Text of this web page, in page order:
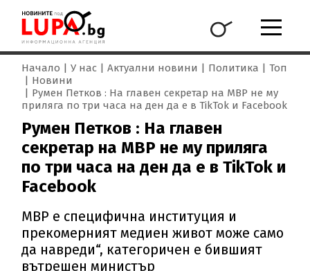
Начало У нас Актуални новини Политика
Топ
Новини
Румен Петков : На главен секретар на МВР не му
приляга по три часа на ден да е в TikTok и Facebook
Румен Петков : На главен
секретар на МВР не му приляга
по три часа на ден да е в TikTok и
Facebook
МВР е специфична институция и
прекомерният медиен живот може само
да навреди“, категоричен е бившият
вътрешен министър